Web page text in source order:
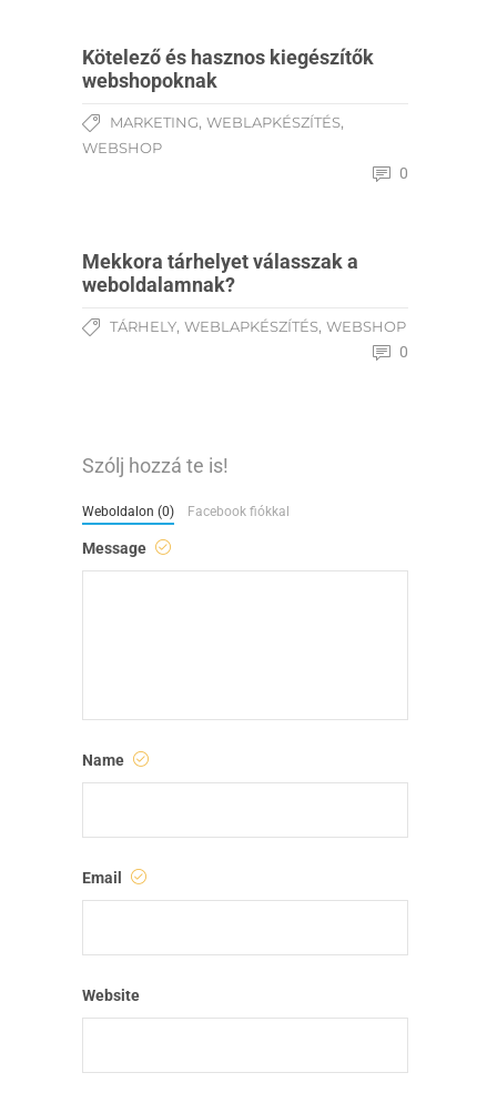
Kötelező és hasznos kiegészítők
webshopoknak
MARKETING, WEBLAPKÉSZÍTÉS,
WEBSHOP
0
Mekkora tárhelyet válasszak a
weboldalamnak?
TÁRHELY, WEBLAPKÉSZÍTÉS, WEBSHOP
0
Szólj hozzá te is!
Weboldalon (0) Facebook fiókkal
Message
Name
Email
Website